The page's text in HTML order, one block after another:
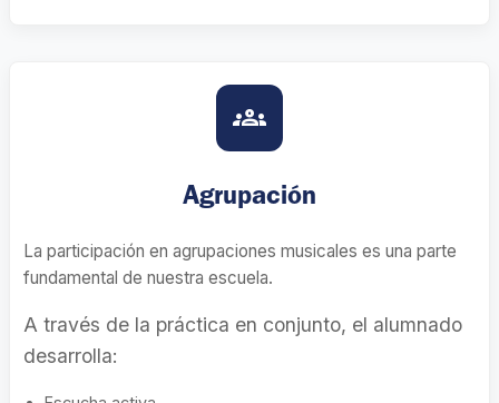
groups
Agrupación
La participación en agrupaciones musicales es una parte
fundamental de nuestra escuela.
A través de la práctica en conjunto, el alumnado
desarrolla: